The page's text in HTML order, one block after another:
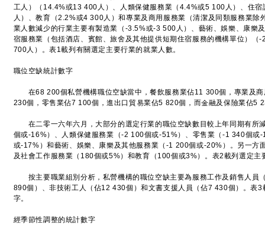
工人）（14.4%或13 400人）、人類保健服務業（4.4%或5 100人）、住
人）、教育（2.2%或4 300人）和專業及商用服務業（清潔及同類服務業
業人數減少的行業主要有製造業（-3.5%或-3 500人）、藝術、娛樂、康樂
宿服務業（包括酒店、賓館、旅舍及其他提供短期住宿服務的機構單位）
700人）。表1載列有關選定主要行業的就業人數。
職位空缺統計數字
在68 200個私營機構職位空缺當中，餐飲服務業佔11 300個，專業及商
230個，零售業佔7 100個，進出口貿易業佔5 820個，而金融及保險業佔5
在二零一六年六月，大部分的選定行業的職位空缺數目較上年同期有所
個或-16%）、人類保健服務業（-2 100個或-51%）、零售業（-1 340個或
或-17%）和藝術、娛樂、康樂及其他服務業（-1 200個或-20%）。另一方
及社會工作服務業（180個或5%）和教育（100個或3%）。表2載列選定主
按主要職業組別分析，私營機構的職位空缺主要為服務工作及銷售人員
890個）、非技術工人（佔12 430個）和文書支援人員（佔7 430個）。表
字。
經季節性調整的統計數字